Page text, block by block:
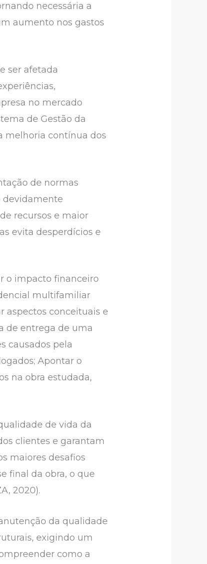
necessária a
aumento nos gastos
ser afetada
no mercado
de Gestão da
melhoria contínua dos
de normas
devidamente
recursos e maior
evita desperdícios e
o impacto financeiro
multifamiliar
aspectos conceituais e
de entrega de uma
causados pela
Apontar o
na obra estudada,
de vida da
clientes e garantam
maiores desafios
final da obra, o que
2020).
da qualidade
exigindo um
como a